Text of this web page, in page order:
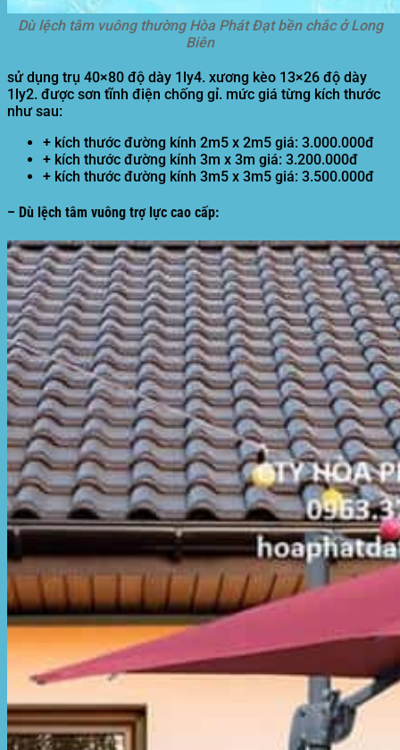
Dù lệch tâm vuông thường Hòa Phát Đạt bền chắc ở Long
Biên
sử dụng trụ 40×80 độ dày 1ly4. xương kèo 13×26 độ dày
1ly2. được sơn tĩnh điện chống gỉ. mức giá từng kích thước
như sau:
+ kích thước đường kính 2m5 x 2m5 giá: 3.000.000đ
+ kích thước đường kính 3m x 3m giá: 3.200.000đ
+ kích thước đường kính 3m5 x 3m5 giá: 3.500.000đ
– Dù lệch tâm vuông trợ lực cao cấp: